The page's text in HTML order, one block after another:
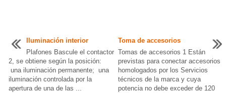
Iluminación interior
Plafones Bascule el contactor
2, se obtiene según la posición:
una iluminación permanente; una
iluminación controlada por la
apertura de una de las ...
Toma de accesorios
Tomas de accesorios 1 Están
previstas para conectar accesorios
homologados por los Servicios
técnicos de la marca y cuya
potencia no debe exceder de 120